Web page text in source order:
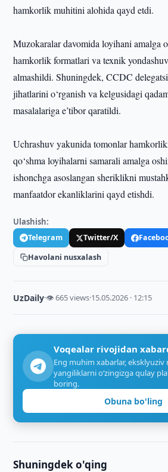
hamkorlik muhitini alohida qayd etdi.
Muzokaralar davomida loyihani amalga
hamkorlik formatlari va texnik
almashildi. Shuningdek, CCDC
jihatlarini o‘rganish va kelgusidagi
masalalariga e’tibor qaratildi.
Uchrashuv yakunida tomonlar
qo‘shma loyihalarni samarali amalga
ishonchga asoslangan sheriklikni
manfaatdor ekanliklarini qayd etishdi.
Ulashish:
Telegram Twitter/X
Havolani nusxalash
UzDaily·👁 665 views·15.05.2026 · 12:15
Voqealar rivojidan
Eng muhim xabarlar,
yangiliklarni o‘zingizga qulay
boring.
Obuna bo'ling
Shuningdek o'qing